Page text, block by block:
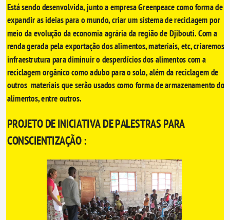
Está sendo desenvolvida, junto a empresa Greenpeace como forma de
expandir as ideias para o mundo, criar um sistema de reciclagem por
meio da evolução da economia agrária da região de Djibouti. Com a
renda gerada pela exportação dos alimentos, materiais, etc, criaremos
infraestrutura para diminuir o desperdícios dos alimentos com a
reciclagem orgânico como adubo para o solo, além da reciclagem de
outros  materiais que serão usados como forma de armazenamento dos
alimentos, entre outros.
PROJETO DE INICIATIVA DE PALESTRAS PARA
CONSCIENTIZAÇÃO :